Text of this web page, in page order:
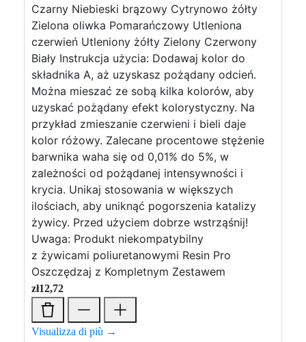
Czarny Niebieski brązowy Cytrynowo żółty
Zielona oliwka Pomarańczowy Utleniona
czerwień Utleniony żółty Zielony Czerwony
Biały Instrukcja użycia: Dodawaj kolor do
składnika A, aż uzyskasz pożądany odcień.
Można mieszać ze sobą kilka kolorów, aby
uzyskać pożądany efekt kolorystyczny. Na
przykład zmieszanie czerwieni i bieli daje
kolor różowy. Zalecane procentowe stężenie
barwnika waha się od 0,01% do 5%, w
zależności od pożądanej intensywności i
krycia. Unikaj stosowania w większych
ilościach, aby uniknąć pogorszenia katalizy
żywicy. Przed użyciem dobrze wstrząśnij!
Uwaga: Produkt niekompatybilny
z żywicami poliuretanowymi Resin Pro
Oszczędzaj z Kompletnym Zestawem
zł12,72
Visualizza di più →